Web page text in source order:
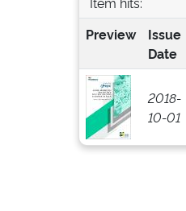
Preview
Issue
Date
2018-
10-01